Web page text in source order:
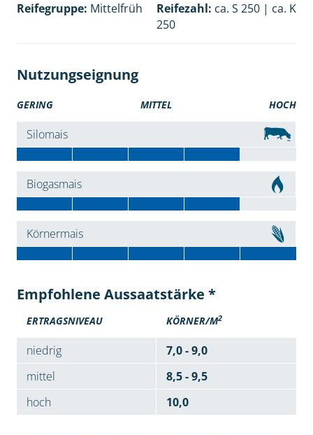
Reifegruppe: Mittelfrüh Reifezahl: ca. S 250 | ca. K
250
Nutzungseignung
GERING MITTEL HOCH
Silomais
Biogasmais
Körnermais
Empfohlene Aussaatstärke *
ERTRAGSNIVEAU KÖRNER/M2
niedrig
7,0 - 9,0
mittel
8,5 - 9,5
hoch
10,0